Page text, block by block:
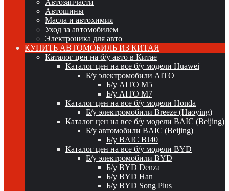
Автозапчасти
Автошины
Масла и автохимия
Уход за автомобилем
Электроника для авто
КУПИТЬ АВТОМОБИЛЬ ИЗ КИТАЯ
Каталог цен на б/у авто в Китае
Каталог цен на все б/у модели Huawei
Б/у электромобили AITO
Б/у AITO M5
Б/у AITO M7
Каталог цен на все б/у модели Honda
Б/у электромобили Breeze (Haoying)
Каталог цен на все б/у модели BAIC (Beijing)
Б/у автомобили BAIC (Beijing)
Б/у BAIC BJ40
Каталог цен на все б/у модели BYD
Б/у электромобили BYD
Б/у BYD Denza
Б/у BYD Han
Б/у BYD Song Plus